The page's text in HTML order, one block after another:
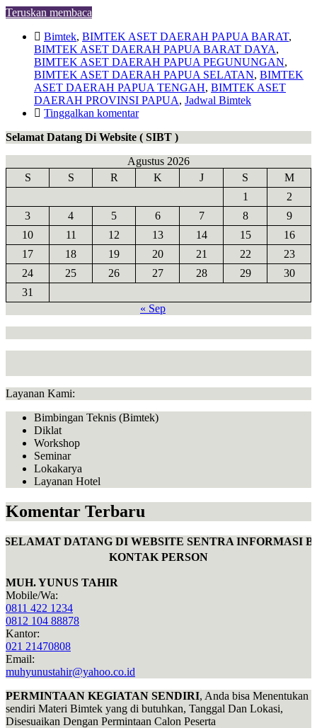
Teruskan membaca
Bimtek, BIMTEK ASET DAERAH PAPUA BARAT,
BIMTEK ASET DAERAH PAPUA BARAT DAYA,
BIMTEK ASET DAERAH PAPUA PEGUNUNGAN,
BIMTEK ASET DAERAH PAPUA SELATAN, BIMTEK
ASET DAERAH PAPUA TENGAH, BIMTEK ASET
DAERAH PROVINSI PAPUA, Jadwal Bimtek
Tinggalkan komentar
Selamat Datang Di Website ( SIBT )
Agustus 2026
S
S R K J S
M
1
2
3
4 5 6 7 8
9
10
11 12 13 14 15
16
17
18 19 20 21 22
23
24
25 26 27 28 29
30
31
« Sep
Layanan Kami:
Bimbingan Teknis (Bimtek)
Diklat
Workshop
Seminar
Lokakarya
Layanan Hotel
Komentar Terbaru
SELAMAT DATANG DI WEBSITE SENTRA INFORMASI
KONTAK PERSON
MUH. YUNUS TAHIR
Mobile/Wa:
0811 422 1234
0812 104 88878
Kantor:
021 21470808
Email:
muhyunustahir@yahoo.co.id
PERMINTAAN KEGIATAN SENDIRI, Anda bisa Menentukan
sendiri Materi Bimtek yang di butuhkan, Tanggal Dan Lokasi,
Disesuaikan Dengan Permintaan Calon Peserta